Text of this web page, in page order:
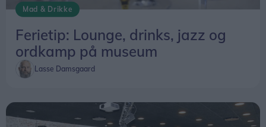
Mad & Drikke
Ferietip: Lounge, drinks, jazz og
ordkamp på museum
Lasse Damsgaard